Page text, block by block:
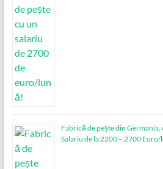
Fabrică de pește din
Salariu de la 2200 – 2700 Euro/